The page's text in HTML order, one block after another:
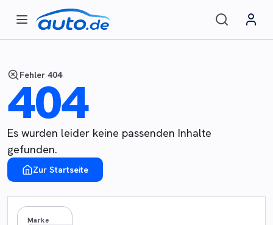
Fehler 404
404
Es wurden leider keine passenden Inhalte
gefunden.
Zur Startseite
Marke